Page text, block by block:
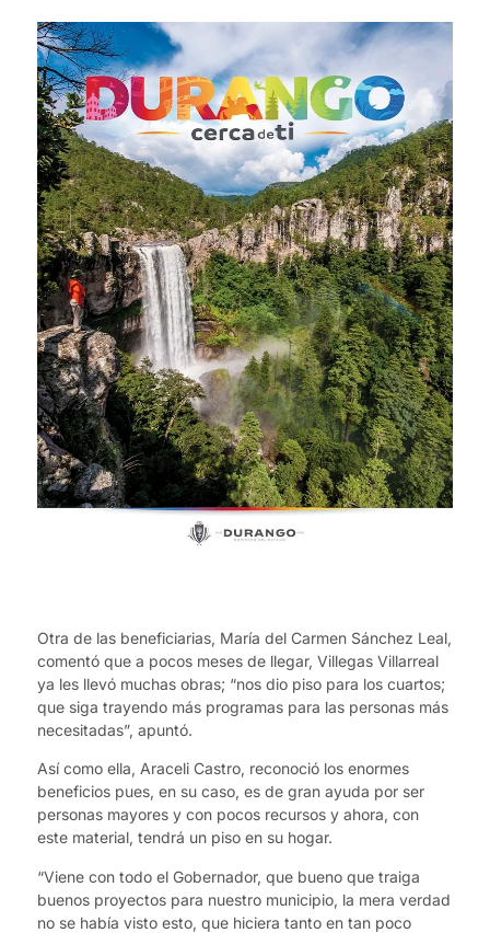
Otra de las beneficiarias, María del Carmen Sánchez Leal,
comentó que a pocos meses de llegar, Villegas Villarreal
ya les llevó muchas obras; “nos dio piso para los cuartos;
que siga trayendo más programas para las personas más
necesitadas”, apuntó.
Así como ella, Araceli Castro, reconoció los enormes
beneficios pues, en su caso, es de gran ayuda por ser
personas mayores y con pocos recursos y ahora, con
este material, tendrá un piso en su hogar.
“Viene con todo el Gobernador, que bueno que traiga
buenos proyectos para nuestro municipio, la mera verdad
no se había visto esto, que hiciera tanto en tan poco